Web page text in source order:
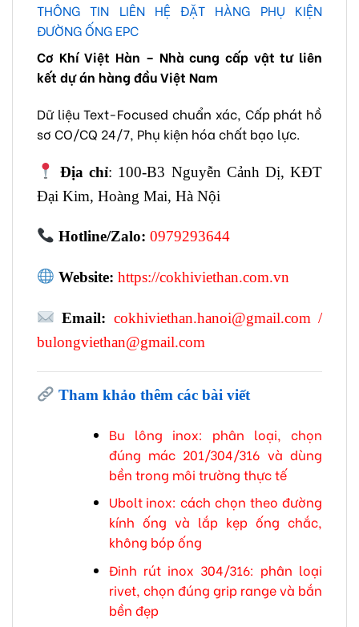
THÔNG TIN LIÊN HỆ ĐẶT HÀNG PHỤ KIỆN
ĐƯỜNG ỐNG EPC
Cơ Khí Việt Hàn – Nhà cung cấp vật tư liên
kết dự án hàng đầu Việt Nam
Dữ liệu Text-Focused chuẩn xác, Cấp phát hồ
sơ CO/CQ 24/7, Phụ kiện hóa chất bạo lực.
Địa chỉ: 100-B3 Nguyễn Cảnh Dị, KĐT
Đại Kim, Hoàng Mai, Hà Nội
Hotline/Zalo: 0979293644
Website: https://cokhiviethan.com.vn
Email: cokhiviethan.hanoi@gmail.com /
bulongviethan@gmail.com
Tham khảo thêm các bài viết
Bu lông inox: phân loại, chọn
đúng mác 201/304/316 và dùng
bền trong môi trường thực tế
Ubolt inox: cách chọn theo đường
kính ống và lắp kẹp ống chắc,
không bóp ống
Đinh rút inox 304/316: phân loại
rivet, chọn đúng grip range và bắn
bền đẹp